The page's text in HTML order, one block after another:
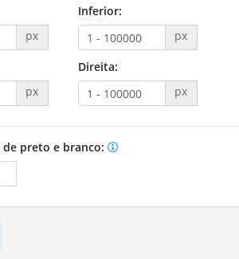
px
Inferior:
px
px
Direita:
px
preto e branco: